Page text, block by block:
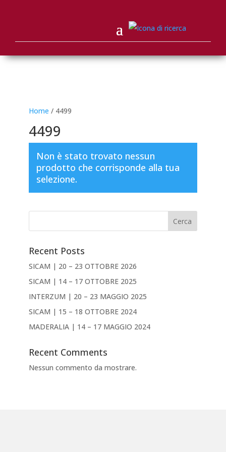
Home / 4499
4499
Non è stato trovato nessun
prodotto che corrisponde alla tua
selezione.
Cerca
Recent Posts
SICAM | 20 – 23 OTTOBRE 2026
SICAM | 14 – 17 OTTOBRE 2025
INTERZUM | 20 – 23 MAGGIO 2025
SICAM | 15 – 18 OTTOBRE 2024
MADERALIA | 14 – 17 MAGGIO 2024
Recent Comments
Nessun commento da mostrare.